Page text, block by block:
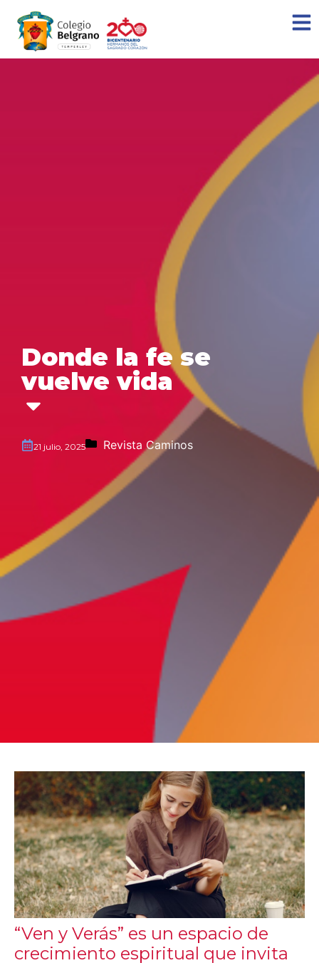
Donde la fe se
vuelve vida
21 julio, 2025 Revista Caminos
“Ven y Verás” es un espacio de
crecimiento espiritual que invita